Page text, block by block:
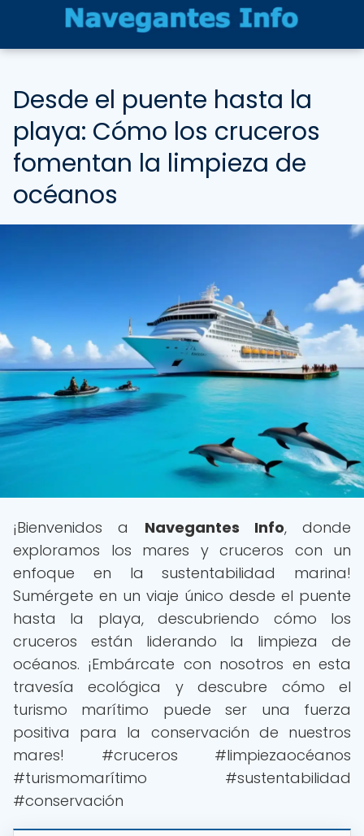
Desde el puente hasta la
playa: Cómo los cruceros
fomentan la limpieza de
océanos
¡Bienvenidos a Navegantes Info, donde
exploramos los mares y cruceros con un
enfoque en la sustentabilidad marina!
Sumérgete en un viaje único desde el puente
hasta la playa, descubriendo cómo los
cruceros están liderando la limpieza de
océanos. ¡Embárcate con nosotros en esta
travesía ecológica y descubre cómo el
turismo marítimo puede ser una fuerza
positiva para la conservación de nuestros
mares! #cruceros #limpiezaocéanos
#turismomarítimo #sustentabilidad
#conservación